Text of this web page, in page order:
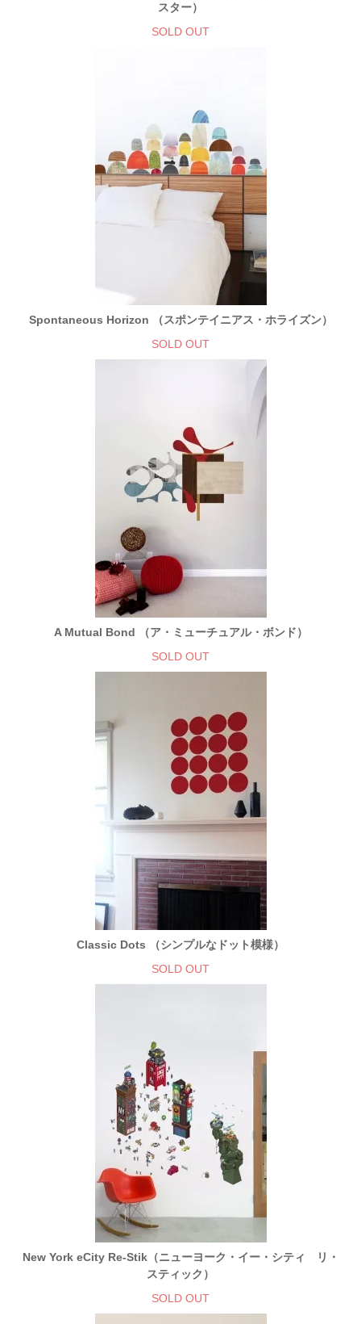
スター）
SOLD OUT
Spontaneous Horizon （スポンテイニアス・ホライズン）
SOLD OUT
A Mutual Bond （ア・ミューチュアル・ボンド）
SOLD OUT
Classic Dots （シンプルなドット模様）
SOLD OUT
New York eCity Re-Stik（ニューヨーク・イー・シティ リ・
スティック）
SOLD OUT